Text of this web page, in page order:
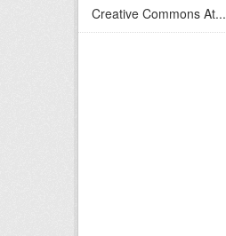
Creative Commons At...